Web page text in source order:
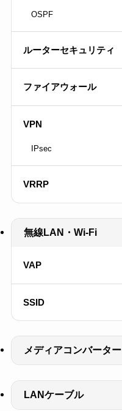
OSPF
ルーターセキュリティ
ファイアウォール
VPN
IPsec
VRRP
無線LAN・Wi-Fi
VAP
SSID
メディアコンバーター
LANケーブル